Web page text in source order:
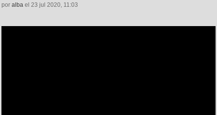
por alba el 23 jul 2020, 11:03